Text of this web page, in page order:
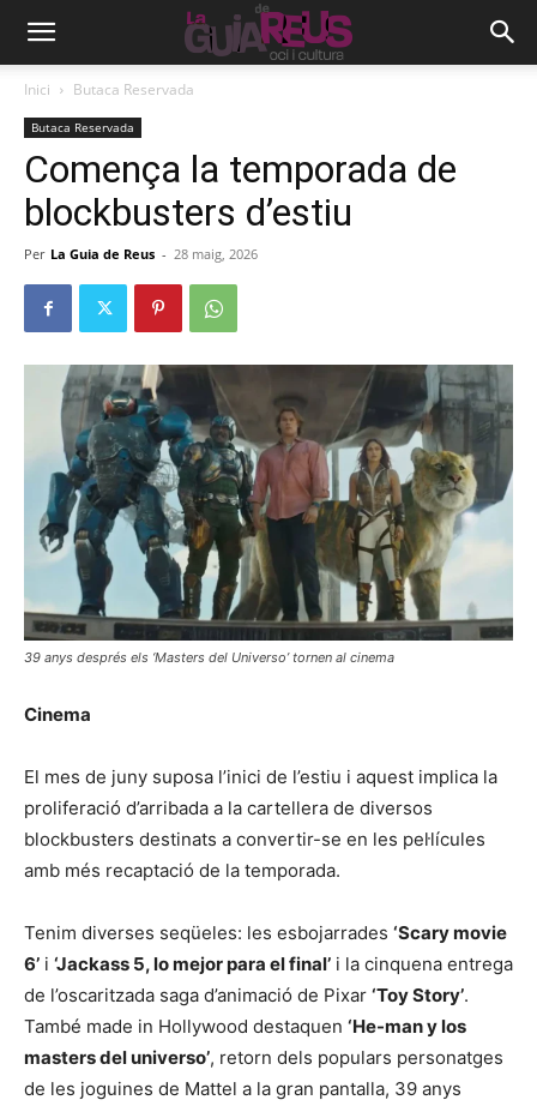
Inici Butaca Reservada
Butaca Reservada
Comença la temporada de
blockbusters d’estiu
Per La Guia de Reus - 28 maig, 2026
39 anys després els ‘Masters del Universo’ tornen al cinema
Cinema
El mes de juny suposa l’inici de l’estiu i aquest implica la
proliferació d’arribada a la cartellera de diversos
blockbusters destinats a convertir-se en les pel·lícules
amb més recaptació de la temporada.
Tenim diverses seqüeles: les esbojarrades ‘Scary movie
6’ i ‘Jackass 5, lo mejor para el final’ i la cinquena entrega
de l’oscaritzada saga d’animació de Pixar ‘Toy Story’.
També made in Hollywood destaquen ‘He-man y los
masters del universo’, retorn dels populars personatges
de les joguines de Mattel a la gran pantalla, 39 anys